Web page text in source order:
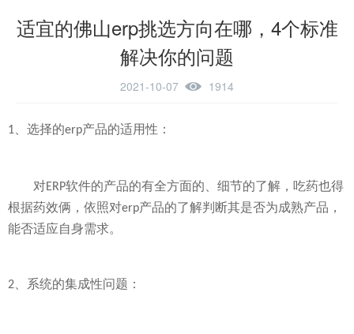
适宜的佛山erp挑选方向在哪，4个标准
解决你的问题
2021-10-07 1914
1 、选择的erp产品的适用性：
对ERP软件的产品的有全方面的、细节的了解，吃药也得
根据药效俩，依照对erp产品的了解判断其是否为成熟产品，
能否适应自身需求。
2 、系统的集成性问题：